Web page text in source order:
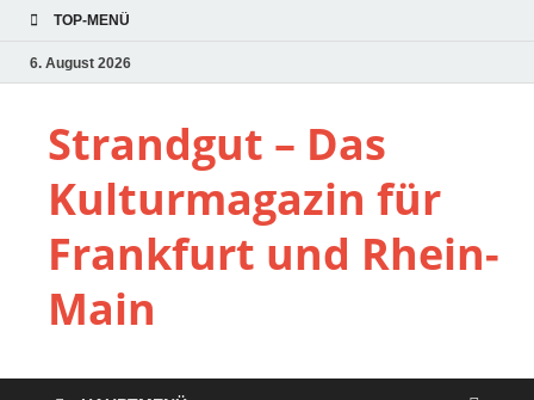
TOP-MENÜ
6. August 2026
Strandgut – Das
Kulturmagazin für
Frankfurt und Rhein-
Main